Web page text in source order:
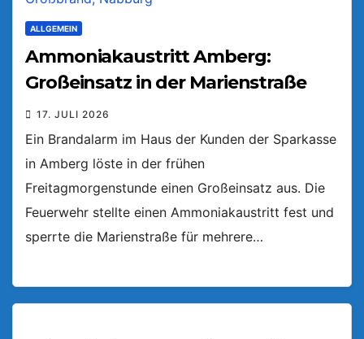
ALLGEMEIN
Ammoniakaustritt Amberg:
Großeinsatz in der Marienstraße
17. JULI 2026
Ein Brandalarm im Haus der Kunden der Sparkasse
in Amberg löste in der frühen
Freitagmorgenstunde einen Großeinsatz aus. Die
Feuerwehr stellte einen Ammoniakaustritt fest und
sperrte die Marienstraße für mehrere…